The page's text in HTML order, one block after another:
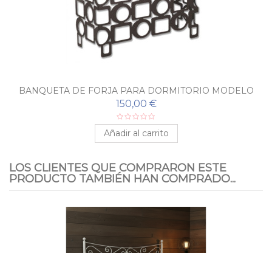
BANQUETA DE FORJA PARA DORMITORIO MODELO
RETRO
150,00 €
Añadir al carrito
LOS CLIENTES QUE COMPRARON ESTE
PRODUCTO TAMBIÉN HAN COMPRADO...